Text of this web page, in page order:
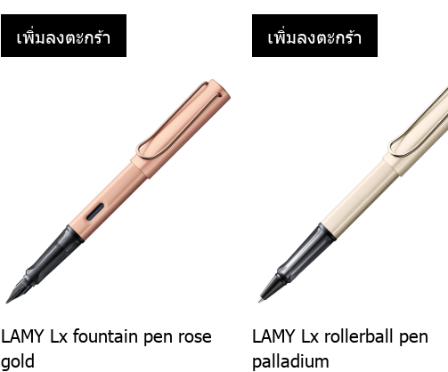
เพิ่มลงตะกร้า เพิ่มลงตะกร้า
LAMY Lx fountain pen rose
gold
LAMY Lx rollerball pen
palladium